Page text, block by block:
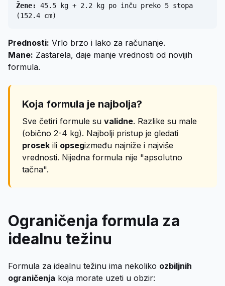
Žene:
45.5 kg + 2.2 kg po inču preko 5 stopa
(152.4 cm)
Prednosti: Vrlo brzo i lako za računanje.
Mane: Zastarela, daje manje vrednosti od novijih
formula.
Koja formula je najbolja?
Sve četiri formule su validne. Razlike su male
(obično 2-4 kg). Najbolji pristup je gledati
prosek ili opsegizmeđu najniže i najviše
vrednosti. Nijedna formula nije "apsolutno
tačna".
Ograničenja formula za
idealnu težinu
Formula za idealnu težinu ima nekoliko ozbiljnih
ograničenja koja morate uzeti u obzir: